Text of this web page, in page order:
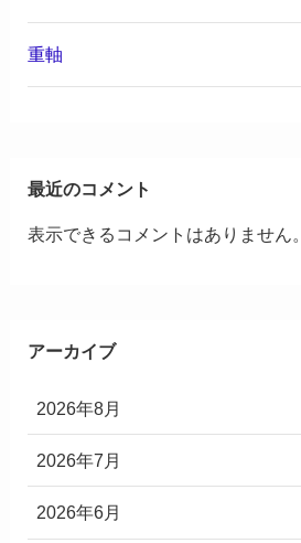
重軸
最近のコメント
表示できるコメントはありません。
アーカイブ
2026年8月
2026年7月
2026年6月